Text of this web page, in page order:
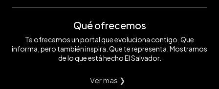
Qué ofrecemos
Te ofrecemos un portal que evoluciona contigo. Que
informa, pero también inspira. Que te representa. Mostramos
de lo que está hecho El Salvador.
Ver mas ❯